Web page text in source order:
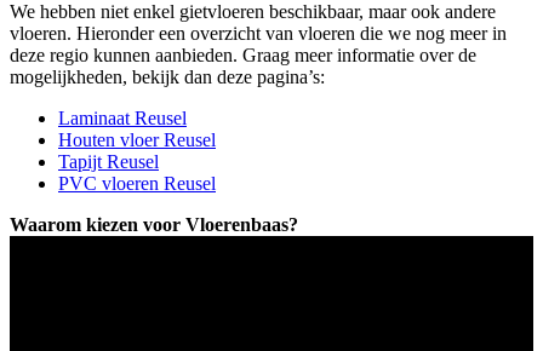
We hebben niet enkel gietvloeren beschikbaar, maar ook andere
vloeren. Hieronder een overzicht van vloeren die we nog meer in
deze regio kunnen aanbieden. Graag meer informatie over de
mogelijkheden, bekijk dan deze pagina’s:
Laminaat Reusel
Houten vloer Reusel
Tapijt Reusel
PVC vloeren Reusel
Waarom kiezen voor Vloerenbaas?